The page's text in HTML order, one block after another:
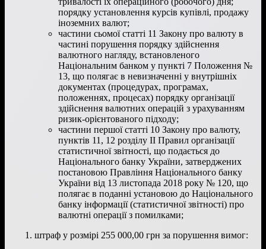
порядку установлення курсів купівлі, продажу
іноземних валют;
частини сьомої статті 11 Закону про валюту в
частині порушення порядку здійснення
валютного нагляду, встановленого
Національним банком у пункті 7 Положення №
13, що полягає в невизначенні у внутрішніх
документах (процедурах, програмах,
положеннях, процесах) порядку організації
здійснення валютних операцій з урахуванням
ризик-орієнтованого підходу;
частини першої статті 10 Закону про валюту,
пунктів 11, 12 розділу IІ Правил організації
статистичної звітності, що подається до
Національного банку України, затверджених
постановою Правління Національного банку
України від 13 листопада 2018 року № 120, що
полягає в поданні установою до Національного
банку інформації (статистичної звітності) про
валютні операції з помилками;
штраф у розмірі 255 000,00 грн за порушення вимог: